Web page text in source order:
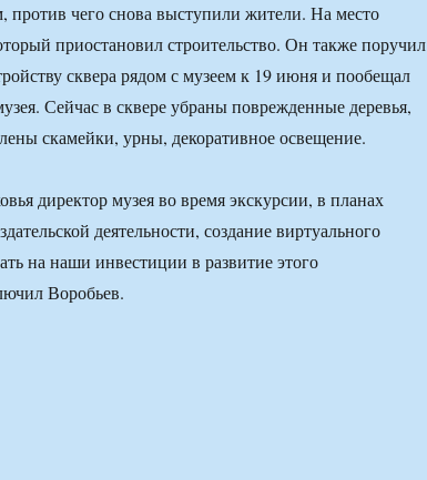
против чего снова выступили жители. На место
приостановил строительство. Он также поручил
сквера рядом с музеем к 19 июня и пообещал
Сейчас в сквере убраны поврежденные деревья,
скамейки, урны, декоративное освещение.
директор музея во время экскурсии, в планах
деятельности, создание виртуального
на наши инвестиции в развитие этого
Воробьев.